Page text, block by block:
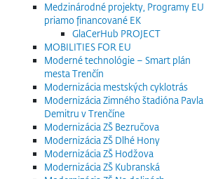
Medzinárodné projekty, Programy EU
priamo financované EK
GlaCerHub PROJECT
MOBILITIES FOR EU
Moderné technológie – Smart plán
mesta Trenčín
Modernizácia mestských cyklotrás
Modernizácia Zimného štadióna Pavla
Demitru v Trenčíne
Modernizácia ZŠ Bezručova
Modernizácia ZŠ Dlhé Hony
Modernizácia ZŠ Hodžova
Modernizácia ZŠ Kubranská